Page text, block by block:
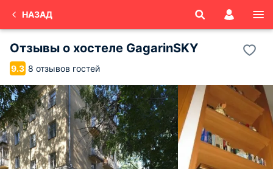
НАЗАД
Отзывы о хостеле GagarinSKY
9.3 8 отзывов гостей